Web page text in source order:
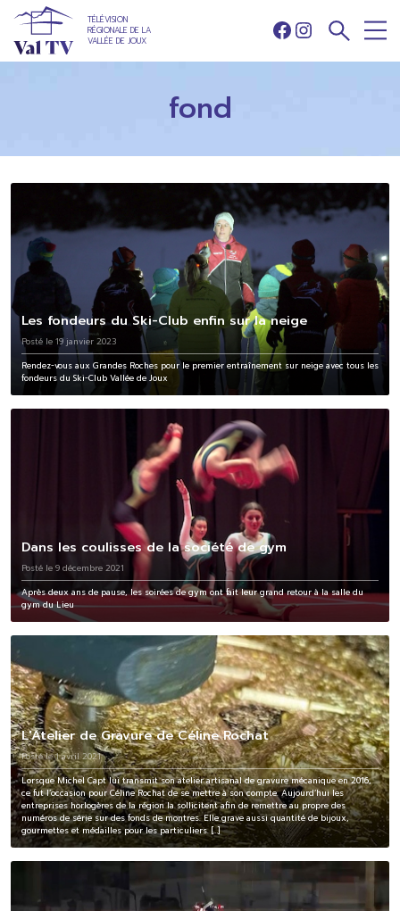
TÉLÉVISION
RÉGIONALE DE LA
VALLÉE DE JOUX
Facebook
Instagram
fond
Les fondeurs du Ski-Club enfin sur la neige
Posté le 19 janvier 2023
Rendez-vous aux Grandes Roches pour le premier entraînement sur neige avec tous les
fondeurs du Ski-Club Vallée de Joux
Dans les coulisses de la société de gym
Posté le 9 décembre 2021
Après deux ans de pause, les soirées de gym ont fait leur grand retour à la salle du
gym du Lieu
L'Atelier de Gravure de Céline Rochat
Posté le 1 avril 2021
Lorsque Michel Capt lui transmit son atelier artisanal de gravure mécanique en 2016,
ce fut l’occasion pour Céline Rochat de se mettre à son compte. Aujourd’hui les
entreprises horlogères de la région la sollicitent afin de remettre au propre des
numéros de série sur des fonds de montres. Elle grave aussi quantité de bijoux,
gourmettes et médailles pour les particuliers. […]